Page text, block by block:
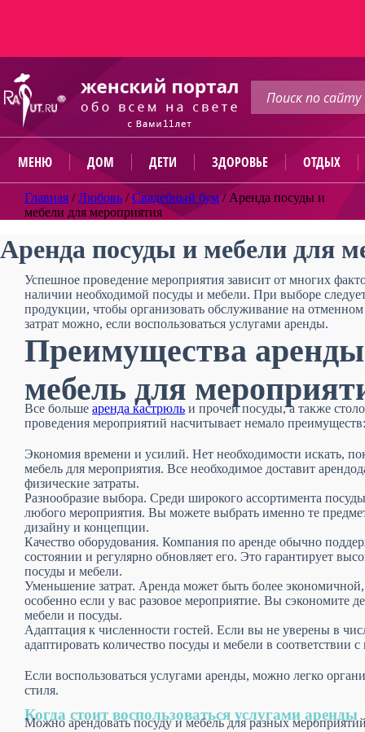
МЕНЮ ДОМ ДЕТИ ЗДОРОВЬЕ ОТДЫХ
Главная /Любовь /Свадебный бум / Аренда посуды и
мебели для мероприятия
Аренда посуды и мебели для
Успешное проведение мероприятия зависит от многих
наличии необходимой посуды и мебели. При выборе
продукции, чтобы организовать обслуживание на
затрат можно, если воспользоваться услугами аренды.
Преимущества
мебель для
Все больше аренда кастрюль и прочей посуды, а также
проведения мероприятий насчитывает немало преимуществ:
Экономия времени и усилий. Нет необходимости искать,
мебель для мероприятия. Все необходимое доставит
физические затраты.
Разнообразие выбора. Среди широкого ассортимента
любого мероприятия. Вы можете выбрать именно те
дизайну и концепции.
Качество оборудования. Компания по аренде обычно
состоянии и регулярно обновляет его. Это гарантирует
посуды и мебели.
Уменьшение затрат. Аренда может быть более
особенно если у вас разовое мероприятие. Вы сэкономите
мебели и посуды.
Адаптация к численности гостей. Если вы не уверены в
адаптировать количество посуды и мебели в
Если воспользоваться услугами аренды, можно легко
стиля.
Когда стоит воспользоваться услугами аренды
Можно арендовать посуду и мебель для разных